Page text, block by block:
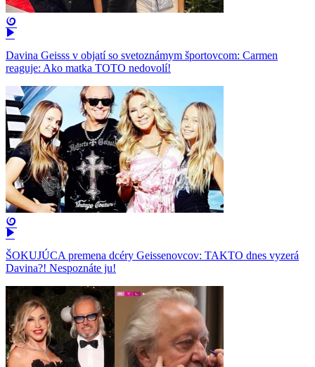
Davina Geisss v objatí so svetoznámym športovcom: Carmen
reaguje: Ako matka TOTO nedovolí!
ŠOKUJÚCA premena dcéry Geissenovcov: TAKTO dnes vyzerá
Davina?! Nespoznáte ju!